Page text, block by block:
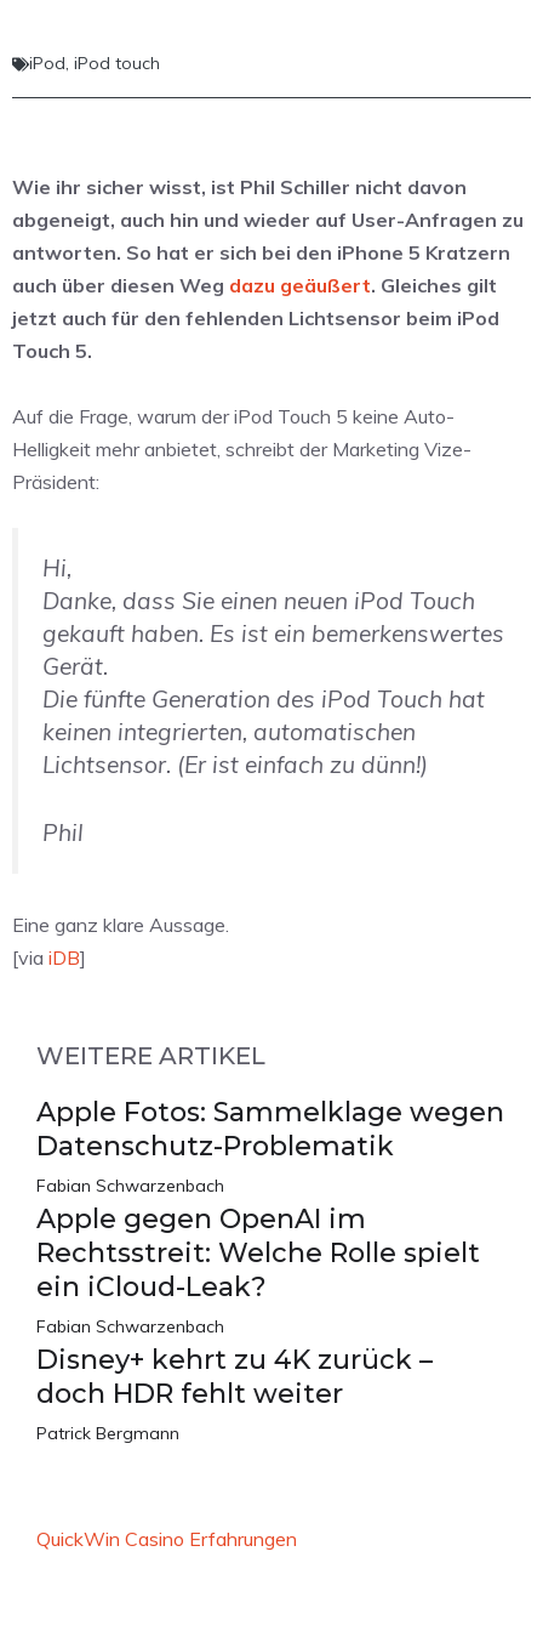
iPod, iPod touch
Wie ihr sicher wisst, ist Phil Schiller nicht davon
abgeneigt, auch hin und wieder auf User-Anfragen zu
antworten. So hat er sich bei den iPhone 5 Kratzern
auch über diesen Weg dazu geäußert. Gleiches gilt
jetzt auch für den fehlenden Lichtsensor beim iPod
Touch 5.
Auf die Frage, warum der iPod Touch 5 keine Auto-
Helligkeit mehr anbietet, schreibt der Marketing Vize-
Präsident:
Hi,
Danke, dass Sie einen neuen iPod Touch
gekauft haben. Es ist ein bemerkenswertes
Gerät.
Die fünfte Generation des iPod Touch hat
keinen integrierten, automatischen
Lichtsensor. (Er ist einfach zu dünn!)
Phil
Eine ganz klare Aussage.
[via iDB]
WEITERE ARTIKEL
Apple Fotos: Sammelklage wegen
Datenschutz-Problematik
Fabian Schwarzenbach
Apple gegen OpenAI im
Rechtsstreit: Welche Rolle spielt
ein iCloud-Leak?
Fabian Schwarzenbach
Disney+ kehrt zu 4K zurück –
doch HDR fehlt weiter
Patrick Bergmann
QuickWin Casino Erfahrungen